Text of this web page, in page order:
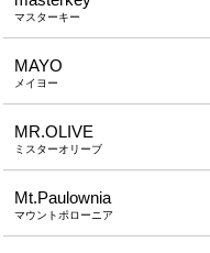
マスターキー
MAYO
メイヨー
MR.OLIVE
ミスターオリーブ
Mt.Paulownia
マウントポローニア